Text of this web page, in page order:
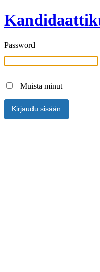
Password
Muista minut